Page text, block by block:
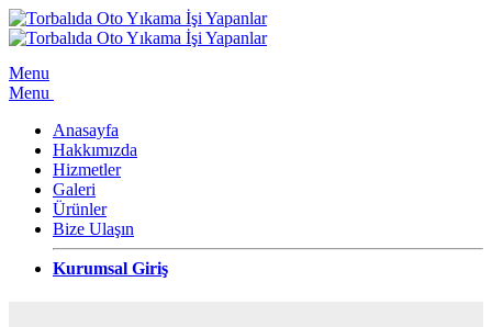
Menu
Menu
Anasayfa
Hakkımızda
Hizmetler
Galeri
Ürünler
Bize Ulaşın
Kurumsal Giriş